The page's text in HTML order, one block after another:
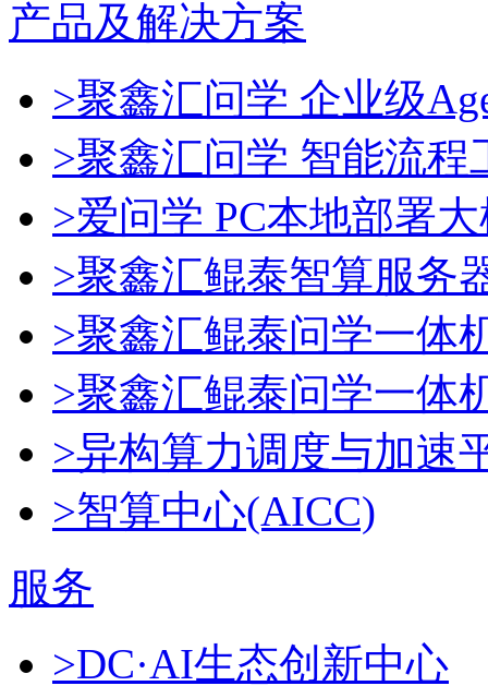
产品及解决方案
>聚鑫汇问学 企业级
>聚鑫汇问学 智能流程
>爱问学 PC本地部署
>聚鑫汇鲲泰智算服务
>聚鑫汇鲲泰问学一体
>聚鑫汇鲲泰问学一体
>异构算力调度与加速
>智算中心(AICC)
服务
>DC·AI生态创新中心